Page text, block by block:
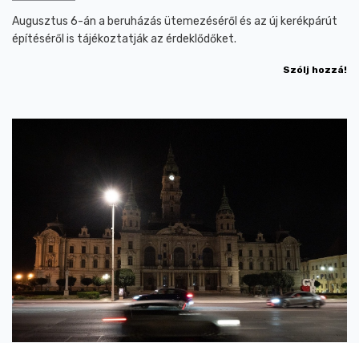
Augusztus 6-án a beruházás ütemezéséről és az új kerékpárút
építéséről is tájékoztatják az érdeklődőket.
Szólj hozzá!